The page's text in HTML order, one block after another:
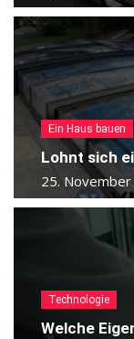
Ein Haus bauen
Lohnt sich
25.
Technologie
Welche